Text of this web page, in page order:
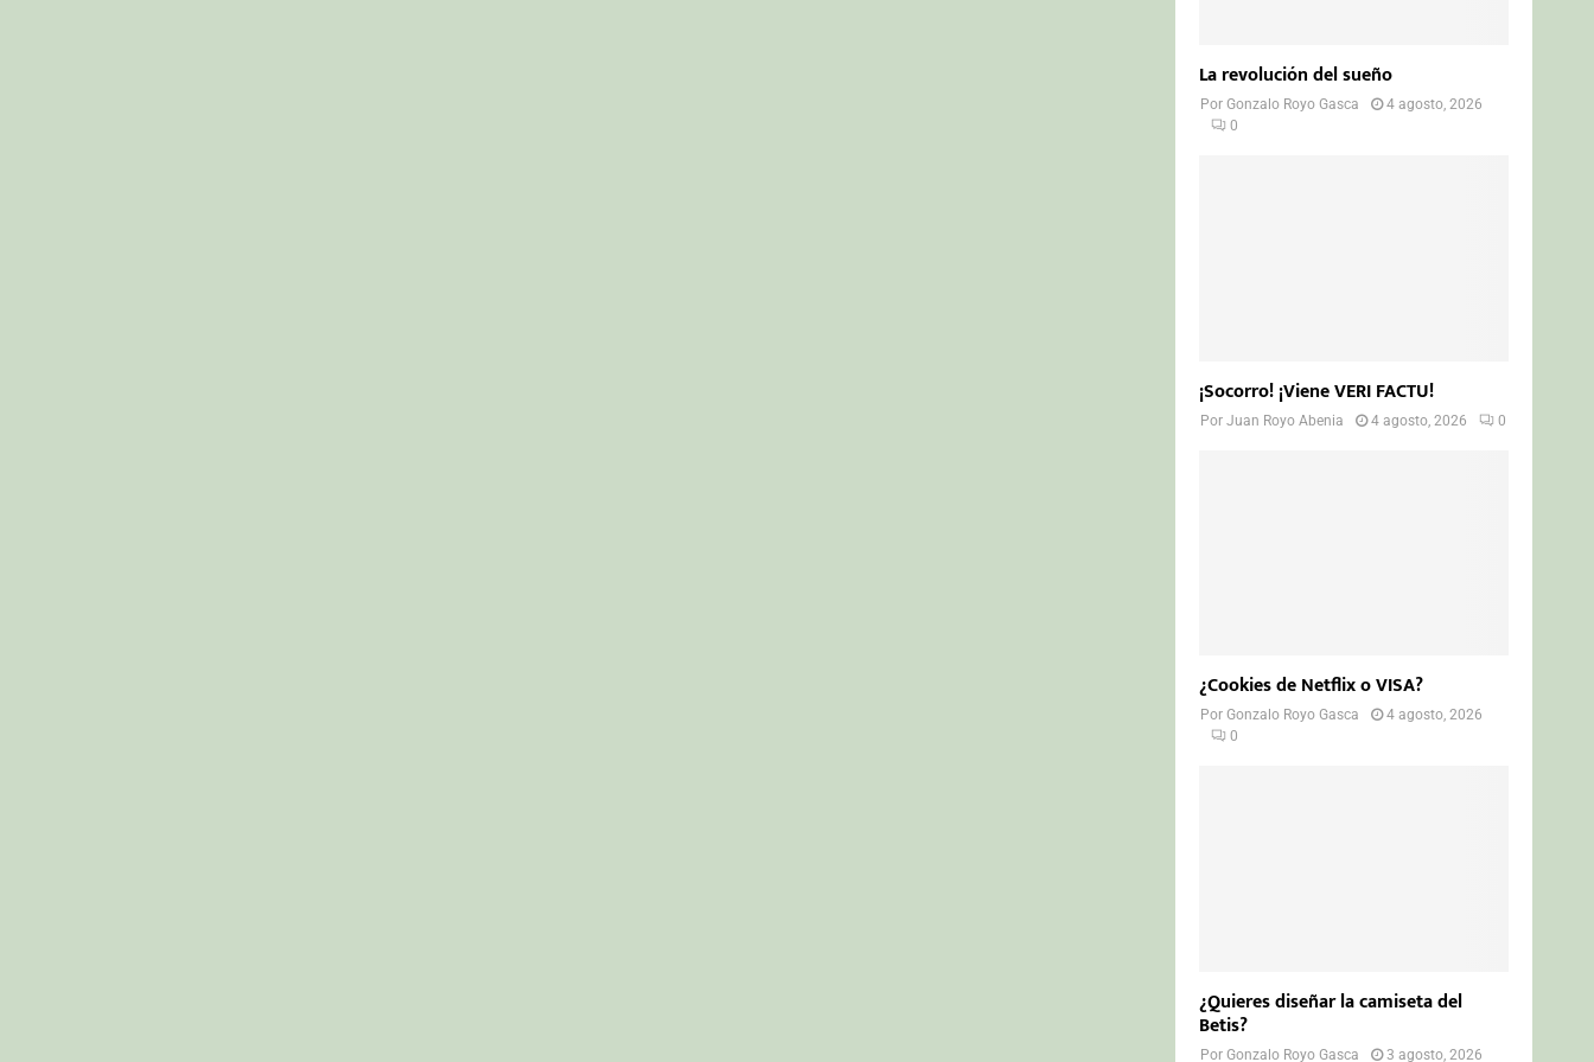
La revolución del sueño
PorGonzalo Royo Gasca
4 agosto, 2026
0
¡Socorro! ¡Viene VERI FACTU!
PorJuan Royo Abenia 4 agosto, 2026 0
¿Cookies de Netflix o VISA?
PorGonzalo Royo Gasca
4 agosto, 2026
0
¿Quieres diseñar la camiseta del
Betis?
PorGonzalo Royo Gasca 3 agosto, 2026